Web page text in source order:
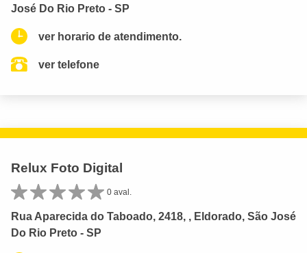
José Do Rio Preto - SP
ver horario de atendimento.
ver telefone
Relux Foto Digital
0 aval.
Rua Aparecida do Taboado, 2418, , Eldorado, São José
Do Rio Preto - SP